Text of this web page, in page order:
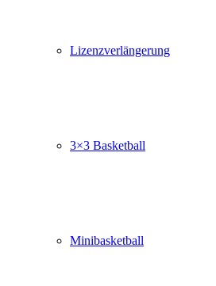
Lizenzverlängerung
3×3 Basketball
Minibasketball